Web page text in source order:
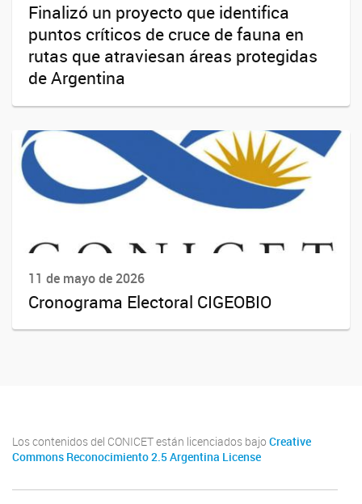
Finalizó un proyecto que identifica
puntos críticos de cruce de fauna en
rutas que atraviesan áreas protegidas
de Argentina
11 de mayo de 2026
Cronograma Electoral CIGEOBIO
Los contenidos del CONICET están licenciados bajo Creative
Commons Reconocimiento 2.5 Argentina License